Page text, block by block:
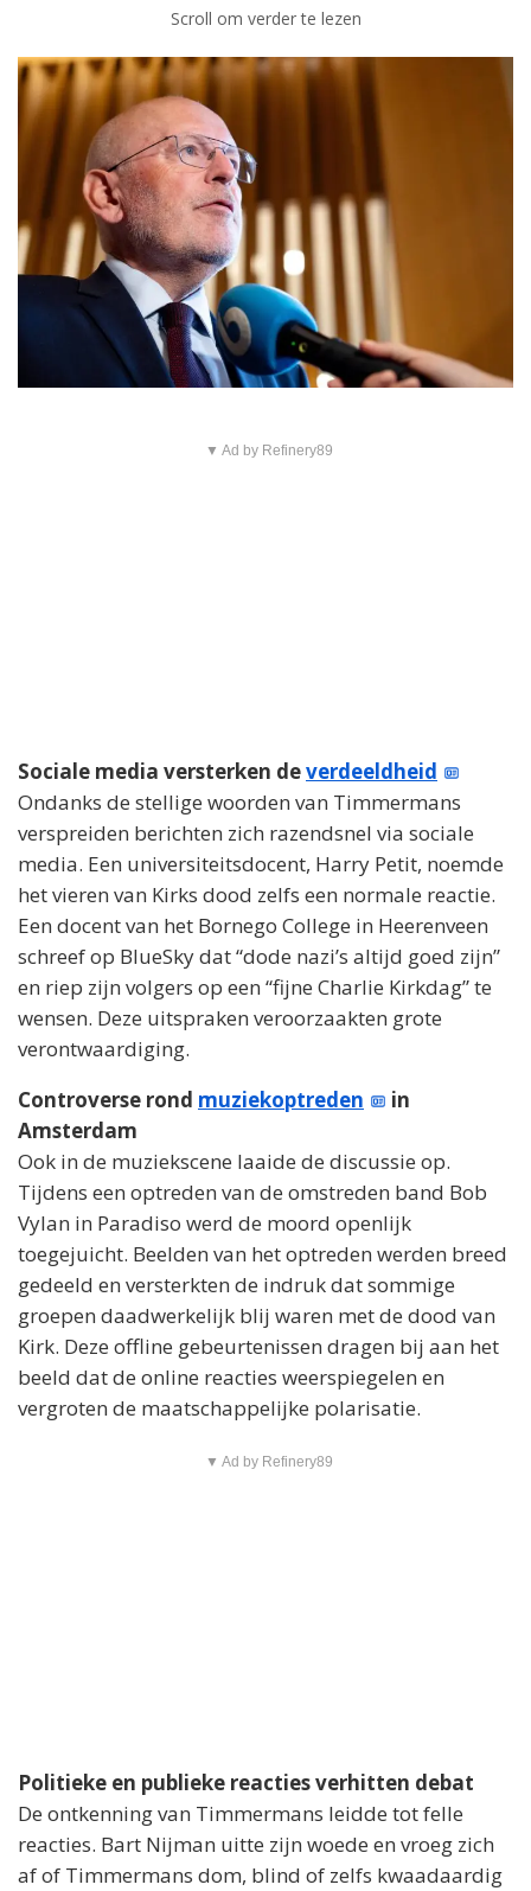
Scroll om verder te lezen
▼ Ad by Refinery89
Sociale media versterken deverdeeldheid
Ondanks de stellige woorden van Timmermans
verspreiden berichten zich razendsnel via sociale
media. Een universiteitsdocent, Harry Petit, noemde
het vieren van Kirks dood zelfs een normale reactie.
Een docent van het Bornego College in Heerenveen
schreef op BlueSky dat “dode nazi’s altijd goed zijn”
en riep zijn volgers op een “fijne Charlie Kirkdag” te
wensen. Deze uitspraken veroorzaakten grote
verontwaardiging.
Controverse rond muziekoptreden
in
Amsterdam
Ook in de muziekscene laaide de discussie op.
Tijdens een optreden van de omstreden band Bob
Vylan in Paradiso werd de moord openlijk
toegejuicht. Beelden van het optreden werden breed
gedeeld en versterkten de indruk dat sommige
groepen daadwerkelijk blij waren met de dood van
Kirk. Deze offline gebeurtenissen dragen bij aan het
beeld dat de online reacties weerspiegelen en
vergroten de maatschappelijke polarisatie.
▼ Ad by Refinery89
Politieke en publieke reacties verhitten debat
De ontkenning van Timmermans leidde tot felle
reacties. Bart Nijman uitte zijn woede en vroeg zich
af of Timmermans dom, blind of zelfs kwaadaardig